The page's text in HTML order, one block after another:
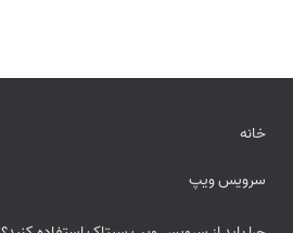
خانه
سرویس ویپ